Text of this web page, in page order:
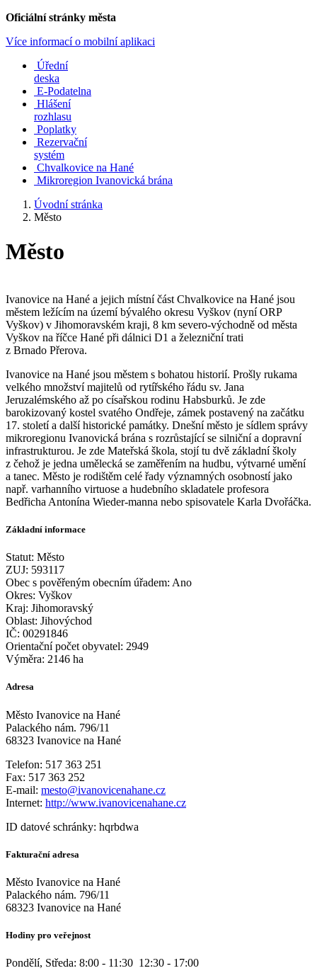
Oficiální stránky města
Více informací o mobilní aplikaci
Úřední
deska
E-Podatelna
Hlášení
rozhlasu
Poplatky
Rezervační
systém
Chvalkovice na Hané
Mikroregion Ivanovická brána
Úvodní stránka
Město
Město
Ivanovice na Hané a jejich místní část Chvalkovice na Hané jsou
městem ležícím na území bývalého okresu Vyškov (nyní ORP
Vyškov) v Jihomoravském kraji, 8 km severo-východně od města
Vyškov na říčce Hané při dálnici D1 a železniční trati
z Brnado Přerova.
Ivanovice na Hané jsou městem s bohatou historií. Prošly rukama
velkého množství majitelů od rytířského řádu sv. Jana
Jeruzalémského až po císařskou rodinu Habsburků. Je zde
barokizovaný kostel svatého Ondřeje, zámek postavený na začátku
17. století a další historické památky. Dnešní město je sídlem správy
mikroregionu Ivanovická brána s rozrůstající se silniční a dopravní
infrastrukturou. Je zde Mateřská škola, stojí tu dvě základní školy
z čehož je jedna umělecká se zaměřením na hudbu, výtvarné umění
a tanec. Město je rodištěm celé řady významných osobností jako
např. varhanního virtuose a hudebního skladatele profesora
Bedřicha Antonína Wieder-manna nebo spisovatele Karla Dvořáčka.
Základní informace
Statut: Město
ZUJ: 593117
Obec s pověřeným obecním úřadem: Ano
Okres: Vyškov
Kraj: Jihomoravský
Oblast: Jihovýchod
IČ: 00291846
Orientační počet obyvatel: 2949
Výměra: 2146 ha
Adresa
Město Ivanovice na Hané
Palackého nám. 796/11
68323 Ivanovice na Hané
Telefon: 517 363 251
Fax: 517 363 252
E-mail: mesto@ivanovicenahane.cz
Internet: http://www.ivanovicenahane.cz
ID datové schránky: hqrbdwa
Fakturační adresa
Město Ivanovice na Hané
Palackého nám. 796/11
68323 Ivanovice na Hané
Hodiny pro veřejnost
Pondělí, Středa: 8:00 - 11:30 12:30 - 17:00